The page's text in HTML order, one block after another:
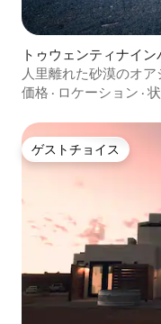
トゥウェンティナイ
人里離れた砂漠のオ
価格 · ロケーション ·
ゲストチョイス
ゲストチョイス